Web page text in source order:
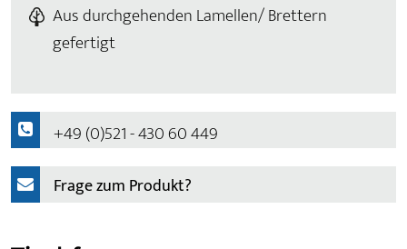
Aus durchgehenden Lamellen/ Brettern
gefertigt
+49 (0)521 - 430 60 449
Frage zum Produkt?